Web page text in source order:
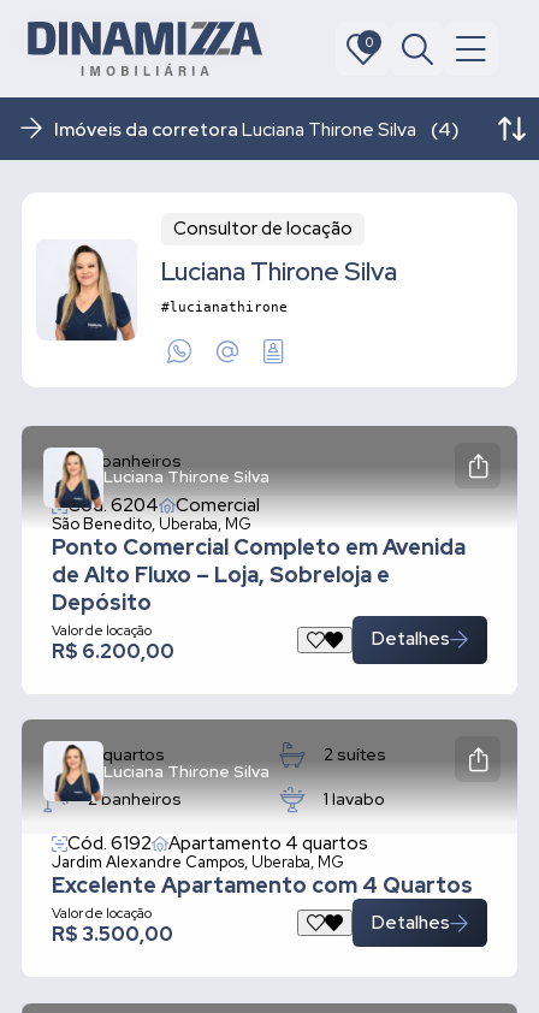
0
0
Imóveis da corretoraLuciana Thirone Silva (4)
Consultor de locação
Luciana Thirone Silva
#lucianathirone
Luciana Thirone Silva
2 banheiros
Cód. 6204 Comercial
São Benedito,Uberaba, MG
Ponto Comercial Completo em Avenida
de Alto Fluxo – Loja, Sobreloja e
Depósito
Valor de locação
R$ 6.200,00 Detalhes
Luciana Thirone Silva
4 quartos 2 suítes
2 banheiros 1 lavabo
Cód. 6192 Apartamento 4 quartos
Jardim Alexandre Campos, Uberaba, MG
Excelente Apartamento com 4 Quartos
Valor de locação
R$ 3.500,00 Detalhes